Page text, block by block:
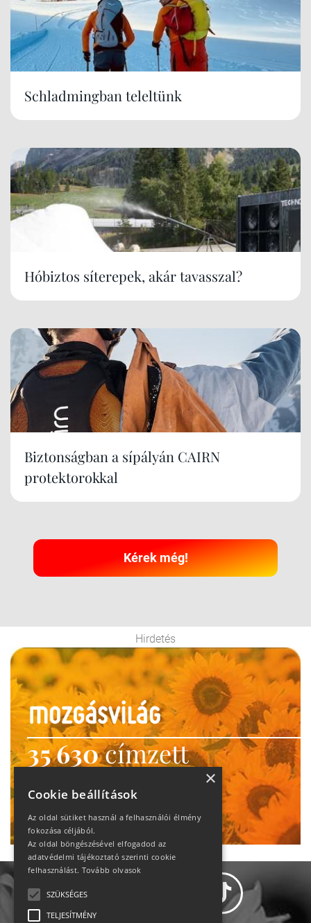
Schladmingban teleltünk
Hóbiztos síterepek, akár tavasszal?
Biztonságban a sípályán CAIRN
protektorokkal
Kérek még!
Hirdetés
35 630címzett
heti motiváció
Ne maradj le!
×
Cookie beállítások
Az oldal sütiket használ a felhasználói élmény
fokozása céljából.
Az oldal böngészésével elfogadod az
adatvédelmi tájékoztató szerinti cookie
felhasználást. Tovább olvasok
SZÜKSÉGES
TELJESÍTMÉNY